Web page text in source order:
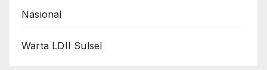
Nasional
Warta LDII Sulsel